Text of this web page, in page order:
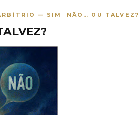
— SIM NÃO… OU TALVEZ?